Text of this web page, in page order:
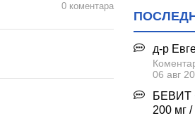
0 коментара
д-р
06 авг
БЕВИТ
200 мг